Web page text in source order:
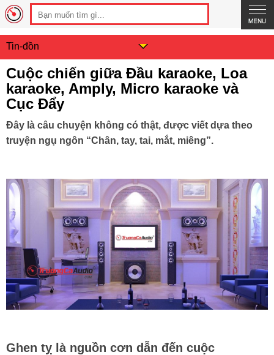
Tin-đồn
Cuộc chiến giữa Đầu karaoke, Loa
karaoke, Amply, Micro karaoke và
Cục Đẩy
Đây là câu chuyện không có thật, được viết dựa theo
truyện ngụ ngôn “Chân, tay, tai, mắt, miêng”.
Ghen tỵ là nguồn cơn dẫn đến cuộc